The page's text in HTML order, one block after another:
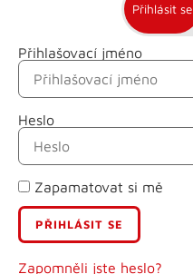
Přihlásit se
Přihlašovací jméno
Heslo
Zapamatovat si mě
Zapomněli jste heslo?
Jméno
Příjmení
E-mail
Uživatelské jméno